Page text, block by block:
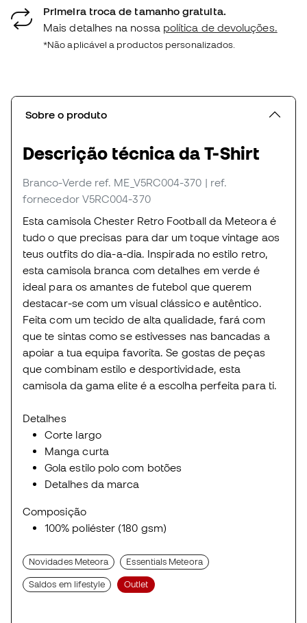
Primeira troca de tamanho gratuita.
Mais detalhes na nossa política de devoluções.
*Não aplicável a productos personalizados.
Sobre o produto
Descrição técnica da T-Shirt
Branco-Verde ref. ME_V5RC004-370 | ref.
fornecedor V5RC004-370
Esta camisola Chester Retro Football da Meteora é
tudo o que precisas para dar um toque vintage aos
teus outfits do dia-a-dia. Inspirada no estilo retro,
esta camisola branca com detalhes em verde é
ideal para os amantes de futebol que querem
destacar-se com um visual clássico e autêntico.
Feita com um tecido de alta qualidade, fará com
que te sintas como se estivesses nas bancadas a
apoiar a tua equipa favorita. Se gostas de peças
que combinam estilo e desportividade, esta
camisola da gama elite é a escolha perfeita para ti.
Detalhes
Corte largo
Manga curta
Gola estilo polo com botões
Detalhes da marca
Composição
100% poliéster (180 gsm)
Novidades Meteora Essentials Meteora
Saldos em lifestyle Outlet